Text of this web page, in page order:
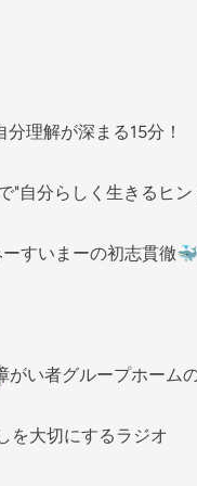
分理解が深まる15分
"自分らしく生きるヒン
すいまーの初志貫徹🐳
がい者グループホーム
を大切にするラジオ